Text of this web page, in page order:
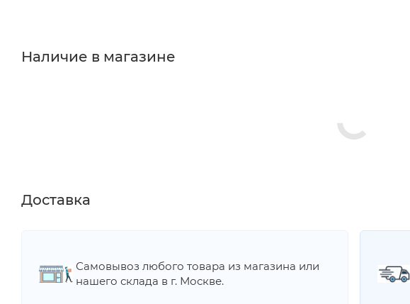
Наличие в магазине
Доставка
Самовывоз любого товара из магазина или
нашего склада в г. Москве.